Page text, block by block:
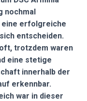
nochmal
eine erfolgreiche
entscheiden.
trotzdem waren
eine stetige
innerhalb der
erkennbar.
war in dieser